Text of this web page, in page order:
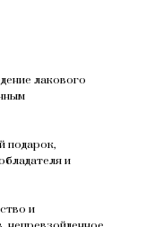
лакового
подарок,
и
и